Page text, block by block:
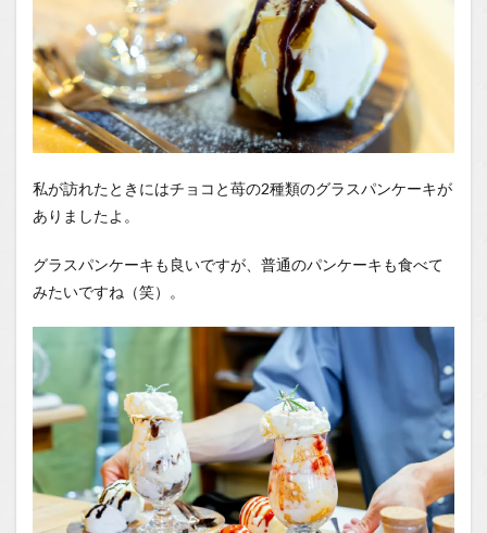
私が訪れたときにはチョコと苺の2種類のグラスパンケーキが
ありましたよ。
グラスパンケーキも良いですが、普通のパンケーキも食べて
みたいですね（笑）。